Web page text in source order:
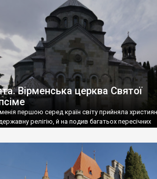
«повстяками» (postaki)…” “Вино. Крим
відмінне вино і його вдосталь: воно все
біле і дуже […]
Вірменська церква Святої
першою серед країн світу прийняла
релігію, й на подив багатьох пересічних